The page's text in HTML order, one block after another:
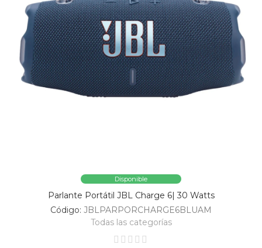
Disponible
Parlante Portátil JBL Charge 6| 30 Watts
Código: JBLPARPORCHARGE6BLUAM
Todas las categorías